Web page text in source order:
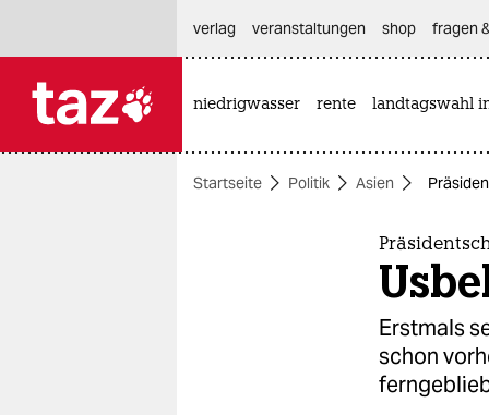
themen
verlag
veranstaltungen shop fragen
niedrigwasser rente landtagswahl
Startseite Politik Asien
Erstmals
schon